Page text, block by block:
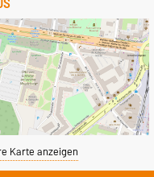
Karte anzeigen